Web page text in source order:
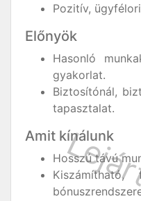
Pozitív,
Előnyök
Hasonló
gyakorlat.
Biztosítónál,
tapasztalat.
Amit kínálunk
Hosszú távú